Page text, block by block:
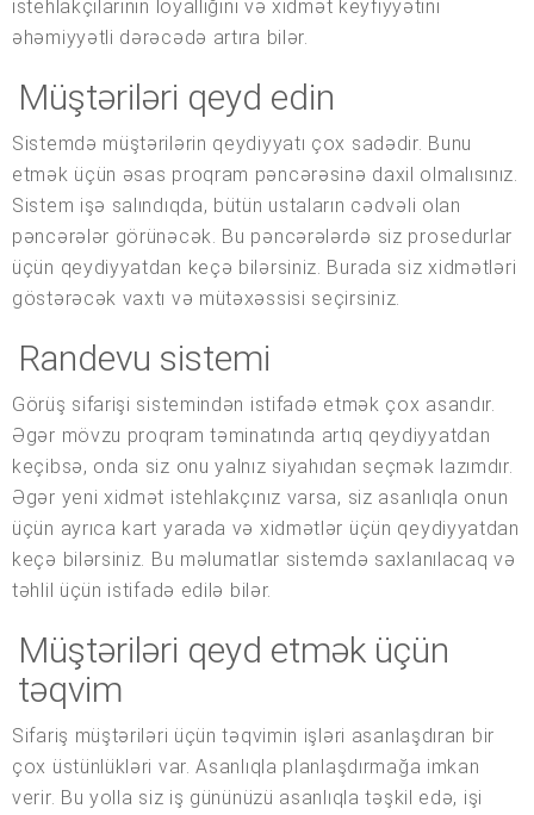
istehlakçılarının loyallığını və xidmət keyfiyyətini
əhəmiyyətli dərəcədə artıra bilər.
Müştəriləri qeyd edin
Sistemdə müştərilərin qeydiyyatı çox sadədir. Bunu
etmək üçün əsas proqram pəncərəsinə daxil olmalısınız.
Sistem işə salındıqda, bütün ustaların cədvəli olan
pəncərələr görünəcək. Bu pəncərələrdə siz prosedurlar
üçün qeydiyyatdan keçə bilərsiniz. Burada siz xidmətləri
göstərəcək vaxtı və mütəxəssisi seçirsiniz.
Randevu sistemi
Görüş sifarişi sistemindən istifadə etmək çox asandır.
Əgər mövzu proqram təminatında artıq qeydiyyatdan
keçibsə, onda siz onu yalnız siyahıdan seçmək lazımdır.
Əgər yeni xidmət istehlakçınız varsa, siz asanlıqla onun
üçün ayrıca kart yarada və xidmətlər üçün qeydiyyatdan
keçə bilərsiniz. Bu məlumatlar sistemdə saxlanılacaq və
təhlil üçün istifadə edilə bilər.
Müştəriləri qeyd etmək üçün
təqvim
Sifariş müştəriləri üçün təqvimin işləri asanlaşdıran bir
çox üstünlükləri var. Asanlıqla planlaşdırmağa imkan
verir. Bu yolla siz iş gününüzü asanlıqla təşkil edə, işi